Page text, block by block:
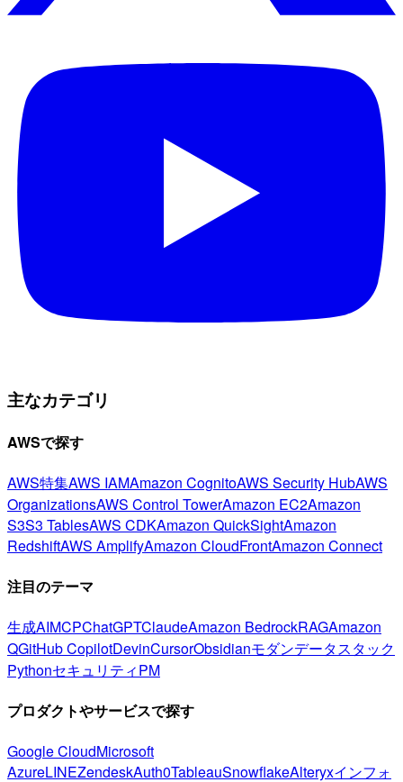
主なカテゴリ
AWSで探す
AWS特集AWS IAMAmazon CognitoAWS Security HubAWS
OrganizationsAWS Control TowerAmazon EC2Amazon
S3S3 TablesAWS CDKAmazon QuickSightAmazon
RedshiftAWS AmplifyAmazon CloudFrontAmazon Connect
注目のテーマ
生成AIMCPChatGPTClaudeAmazon BedrockRAGAmazon
QGitHub CopilotDevinCursorObsidianモダンデータスタック
PythonセキュリティPM
プロダクトやサービスで探す
Google CloudMicrosoft
AzureLINEZendeskAuth0TableauSnowflakeAlteryxインフォ